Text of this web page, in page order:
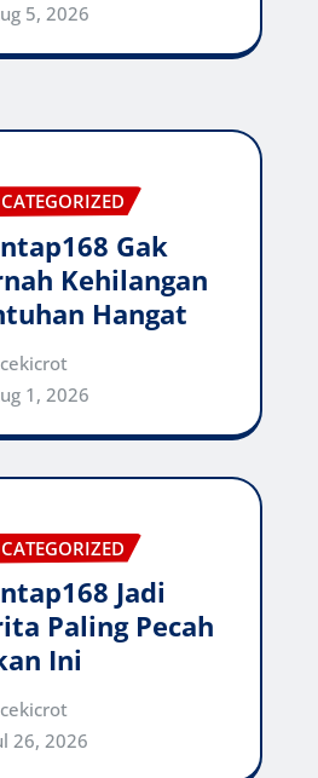
5, 2026
Gak
Kehilangan
Hangat
cekicrot
1, 2026
Jadi
Paling Pecah
Ini
cekicrot
26, 2026